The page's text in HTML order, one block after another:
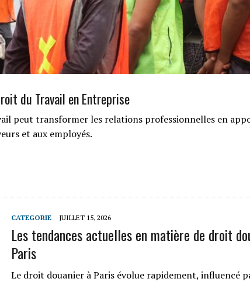
du Travail en Entreprise
peut transformer les relations professionnelles en
et aux employés.
CATEGORIE JUILLET 15, 2026
Les tendances actuelles en matière de droit
Paris
Le droit douanier à Paris évolue rapidement, influencé